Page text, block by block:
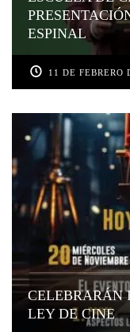
ESPINAL
11 DE FEBRERO
CELEBRARÁN
LEY DE CINE